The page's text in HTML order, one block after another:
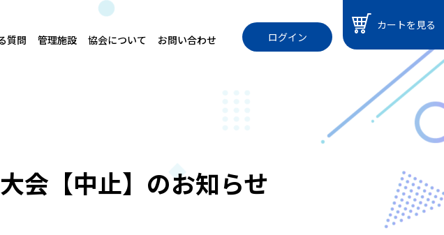
質問 管理施設 協会について お問い合わせ ログイン
カートを見る
会【中止】のお知らせ